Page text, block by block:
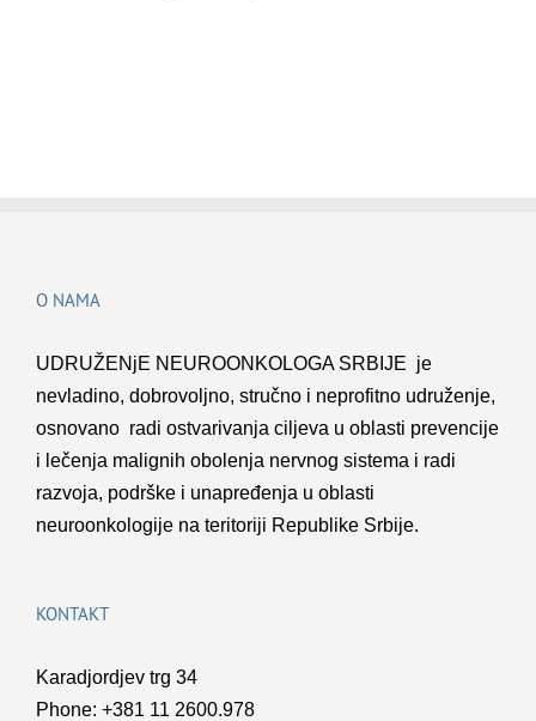
O NAMA
UDRUŽENјE NEUROONKOLOGA SRBIJE je
nevladino, dobrovolјno, stručno i neprofitno udruženje,
osnovano radi ostvarivanja cilјeva u oblasti prevencije
i lečenja malignih obolenja nervnog sistema i radi
razvoja, podrške i unapređenja u oblasti
neuroonkologije na teritoriji Republike Srbije.
KONTAKT
Karadjordjev trg 34
Phone: +381 11 2600.978